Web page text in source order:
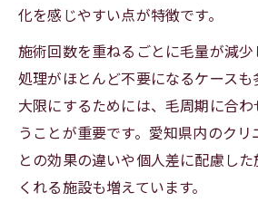
化を感じやすい点が特徴です。
施術回数を重ねるごとに毛量が減
処理がほとんど不要になるケース
大限にするためには、毛周期に合
うことが重要です。愛知県内のク
との効果の違いや個人差に配慮し
くれる施設も増えています。